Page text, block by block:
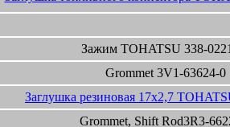
Зажим TOHATSU 338-
Grommet 3V1-63624-0
Заглушка резиновая 17x2,7
Grommet, Shift Rod3R3-